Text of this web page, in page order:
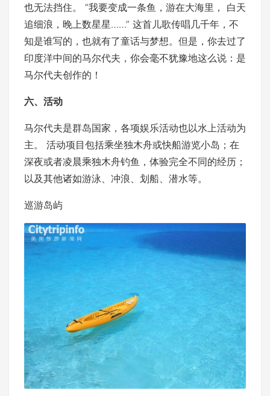
也无法挡住。 “我要变成一条鱼，游在大海里， 白天
追细浪，晚上数星星……” 这首儿歌传唱几千年，不
知是谁写的，也就有了童话与梦想。但是，你去过了
印度洋中间的马尔代夫，你会毫不犹豫地这么说：是
马尔代夫创作的！
六、活动
马尔代夫是群岛国家，各项娱乐活动也以水上活动为
主。 活动项目包括乘坐独木舟或快船游览小岛；在
深夜或者凌晨乘独木舟钓鱼，体验完全不同的经历；
以及其他诸如游泳、冲浪、划船、潜水等。
巡游岛屿